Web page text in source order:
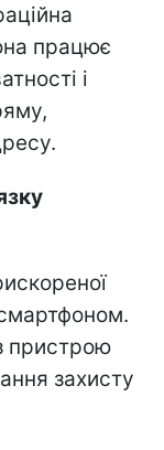
працює
і
пристрою
захисту